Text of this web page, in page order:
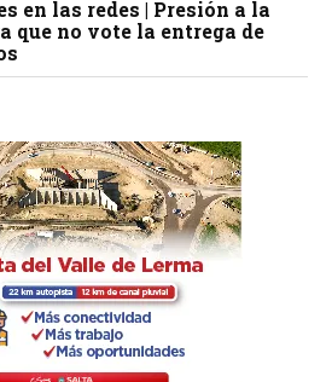
en las redes | Presión a la
que no vote la entrega de